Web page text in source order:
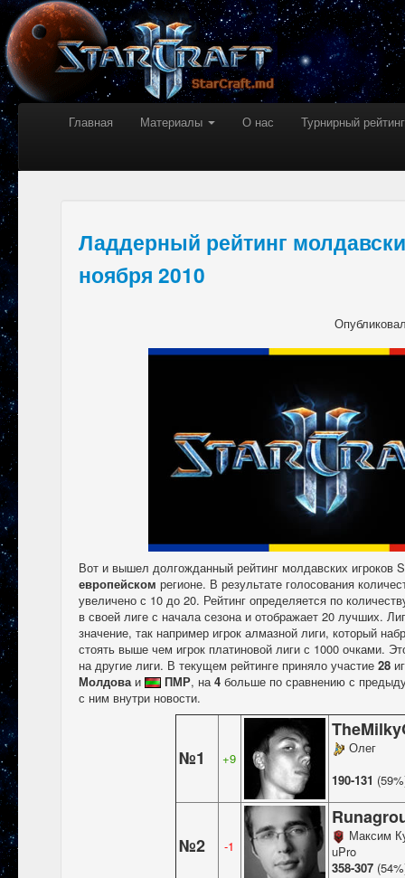
Главная Материалы О нас Турнирный рейтинг
Ладдерный рейтинг
ноября 2010
Вот и вышел долгожданный рейтинг молдавских игроков
европейском регионе. В результате голосования
увеличено с 10 до 20. Рейтинг определяется по
в своей лиге с начала сезона и отображает 20 лучших.
значение, так например игрок алмазной лиги, который
стоять выше чем игрок платиновой лиги с 1000 очками.
на другие лиги. В текущем рейтинге приняло участие 28
Молдова и ПМР, на4 больше по сравнению с
с ним внутри новости.
№1 +9
Олег
190-131
№2 -1
Максим
uPro
358-307